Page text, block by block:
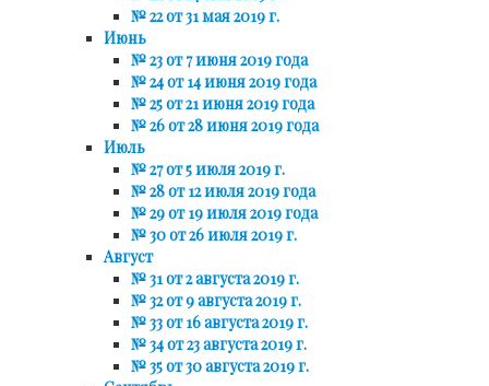
№ 22 от 31 мая 2019 г.
Июнь
№ 23 от 7 июня 2019 года
№ 24 от 14 июня 2019 года
№ 25 от 21 июня 2019 года
№ 26 от 28 июня 2019 года
Июль
№ 27 от 5 июля 2019 г.
№ 28 от 12 июля 2019 года
№ 29 от 19 июля 2019 года
№ 30 от 26 июля 2019 г.
Август
№ 31 от 2 августа 2019 г.
№ 32 от 9 августа 2019 г.
№ 33 от 16 августа 2019 г.
№ 34 от 23 августа 2019 г.
№ 35 от 30 августа 2019 г.